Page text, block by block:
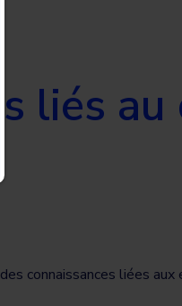
liés
connaissances liées aux